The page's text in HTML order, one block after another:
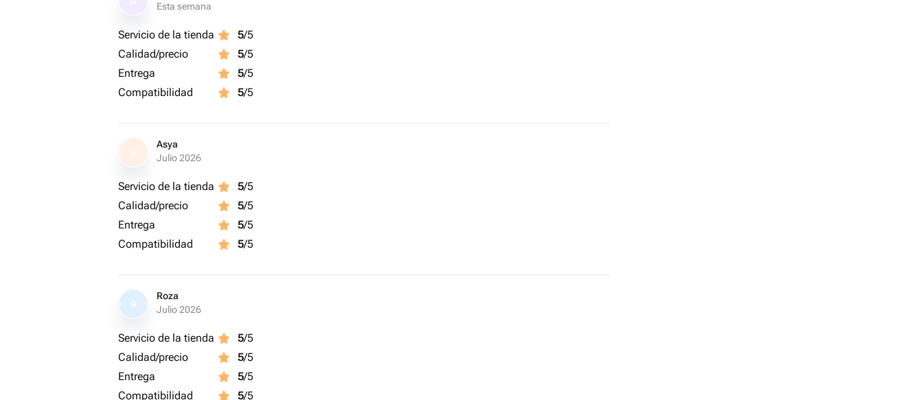
Esta semana
Servicio de la tienda 5/5
Calidad/precio
5/5
Entrega
5/5
Compatibilidad
5/5
A
Asya
Julio 2026
Servicio de la tienda 5/5
Calidad/precio
5/5
Entrega
5/5
Compatibilidad
5/5
R
Roza
Julio 2026
Servicio de la tienda 5/5
Calidad/precio
5/5
Entrega
5/5
Compatibilidad
5/5